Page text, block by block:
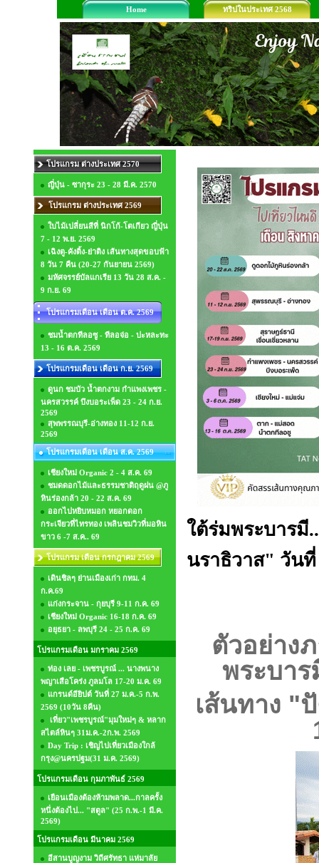
Home ทริปในประเทศ 2568
โปรแกรม ต่างประเทศ 2570
ญี่ปุ่น - ซากุระ 23 - 28 มี.ค. 2570
โปรแกรม ต่างประเทศ 2569
ใบไม้เปลี่ยนสีที่ นิกโก้-โตเกียว ญี่ปุ่น
7 - 12 พ.ย. 2569
เฉิงตู-คังติ้ง-ย่าติง เส้นทางสุดขอบฟ้า
8 วัน 7 คืน (20-27 กันยายน 2569)
มหัศจรรย์บัลแกเรีย 13 วัน 28 ส.ค. -
9 ก.ย. 69
โปรแกรมเดือน เดือน ต.ค. 2569
ชมน้ำตกทีลอซู - ทีลอจ่อ - ปะหละทะ
13 - 16 ต.ค. 2569
โปรแกรมเดือน เดือน ก.ย. 2569
ดูนก ชมบัว น้ำตกงาม กำแพงเพชร -
นครสวรรค์ บึงบอระเพ็ด 23 - 24 ก.ย.
2569
สุพพรรณบุรี-อ่างทอง 11-12 ก.ย.
2569
โปรแกรมเดือน เดือน ส.ค. 2569
เชียงใหม่ Organic 2 - 4 ส.ค. 69
ชมดดอกไม้และธรรมชาติฤดูฝน @ภู
หินร่องกล้า 20 - 22 ส.ค. 69
ออกไปหยิบหมอก หยอกดอก
กระเจียวที่ไทรทอง เพลินชมวิวที่มอหิน
ขาว 6 -7 ส.ค.. 69
โปรแกรม เดือน กรกฎาคม 2569
เดินชิลๆ ย่านเมืองเก่า กทม. 4
ก.ค.69
แก่งกระจาน - กุยบุรี 9-11 ก.ค. 69
เชียงใหม่ Organic 16-18 ก.ค. 69
อยุธยา - ลพบุรี 24 - 25 ก.ค. 69
โปรแกรมเดือน มกราคม 2569
ท่อง เลย - เพชรบูรณ์ ... นางพนาง
พญาเสือโคร่ง ภูลมโล 17-20 ม.ค. 69
แกรนด์อียิปต์ วันที่ 27 ม.ค.-5 ก.พ.
2569 (10วัน 8คืน)
เที่ยว"เพชรบูรณ์"มุมใหม่ๆ & หลาก
สไตล์หินๆ 31ม.ค.-2ก.พ. 2569
Day Trip : เชิญไปเที่ยวเมืองใกล้
กรุง@นครปฐม(31 ม.ค. 2569)
โปรแกรมเดือน กุมภาพันธ์ 2569
เยือนเมืองต้องห้ามพลาด...กาลครั้ง
หนึ่งต้องไป... "สตูล" (25 ก.พ.-1 มี.ค.
2569)
โปรแกรมเดือน มีนาคม 2569
อีสานบูญงาม วิถีศรัทธา แห่มาลัย
ใต้ร่มพระบารมี
นราธิวาส" วันที่
ตัวอย่าง
พระบาร
เส้นทาง "